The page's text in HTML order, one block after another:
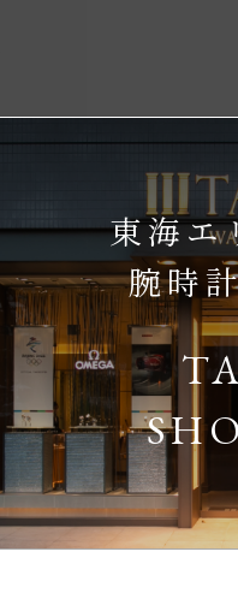
東海エ
腕時